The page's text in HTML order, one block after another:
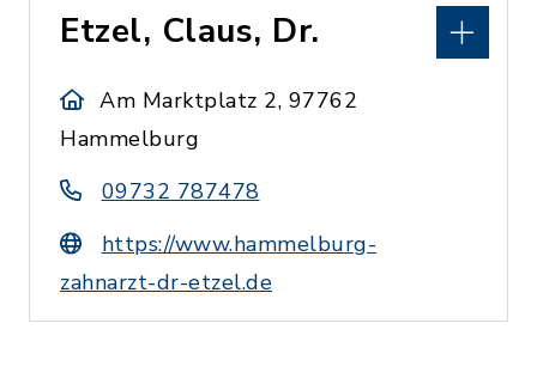
Etzel, Claus, Dr.
Am Marktplatz 2, 97762
Hammelburg
09732 787478
https://www.hammelburg-
zahnarzt-dr-etzel.de